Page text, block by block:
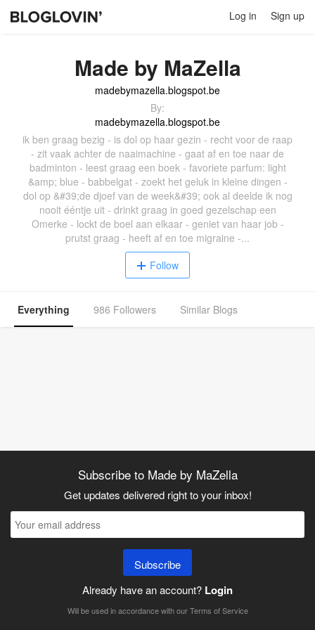
Log in Sign up
Made by MaZella
madebymazella.blogspot.be
By:
madebymazella.blogspot.be
ik ben graag bezig - is dol op haar gezin - recht voor de raap
- zit vaak achter de naaimachine - gaat af en toe naar de
badminton - leest graag een boek - favoriete parfum: light
&amp; blue - babbelgat - zoekt het geluk in kleine dingen -
dol op &#39;de djoef van de week&#39; ook al deelde ik nog
nooit ééntje uit - drinkt graag in goed gezelschap een
Omerke - lockt de boel aan elkaar - geniet van haar job -
prutst graag - heeft af en toe migraine -...
Follow
Everything 986 Followers Similar Blogs
Subscribe to Made by MaZella
Get updates delivered right to your inbox!
Subscribe
Already have an account? Login
Will be used in accordance with ourTerms of Service